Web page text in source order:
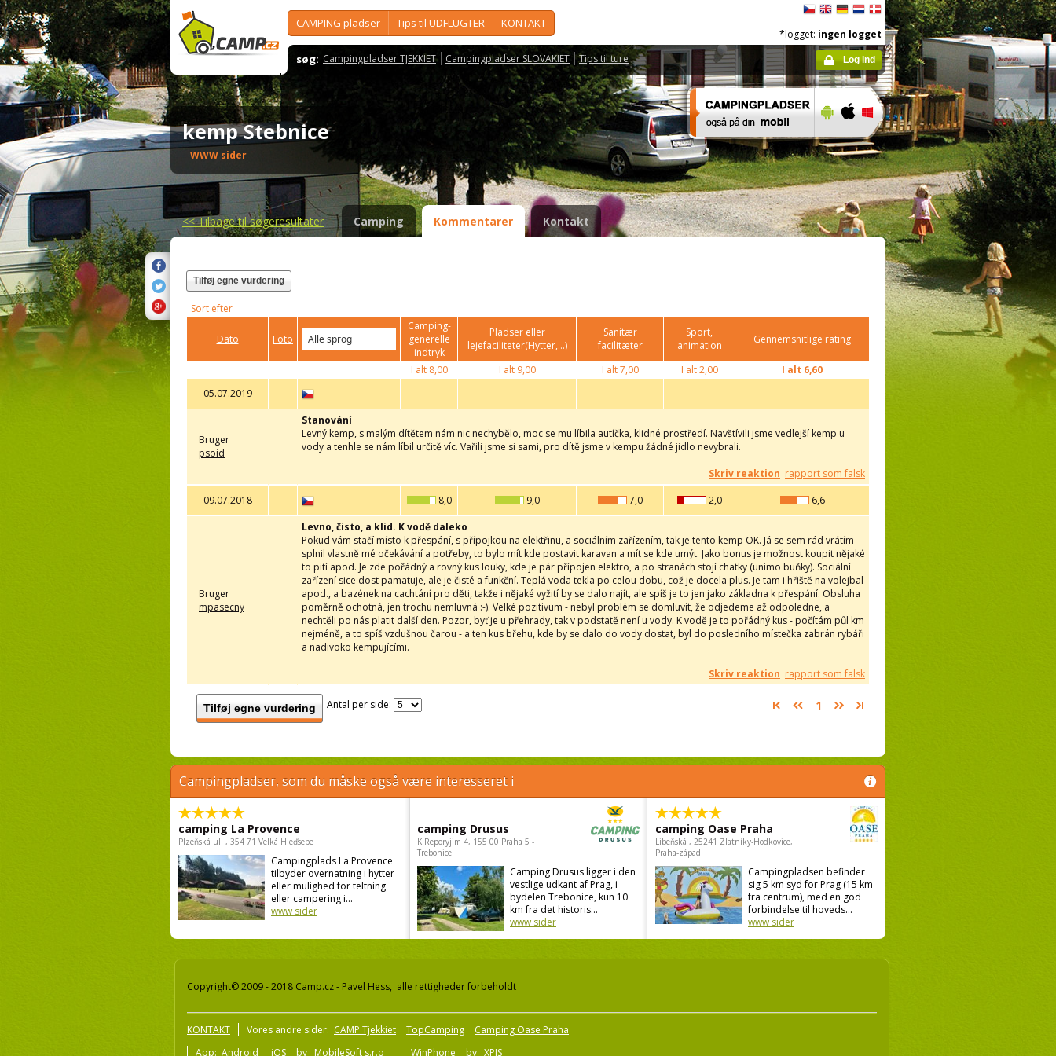
CAMPING pladser Tips til UDFLUGTER KONTAKT
søg: Campingpladser TJEKKIET Campingpladser SLOVAKIET Tips til ture
*logget: ingen logget
Log ind
kemp Stebnice
WWW sider
<<Tilbage til søgeresultater Camping Kommentarer Kontakt
Tilføj egne vurdering
Sort efter
Dato Foto
Camping-
generelle
indtryk
Pladser eller
lejefaciliteter(Hytter,...)
Sanitær
facilitæter
Sport,
animation
Gennemsnitlige rating
I alt8,00 I alt9,00 I alt7,00 I alt2,00 I alt 6,60
05.07.2019
Bruger
psoid
Stanování
Levný kemp, s malým dítětem nám nic nechybělo, moc se mu líbila autíčka, klidné prostředí. Navštívili jsme vedlejší kemp u
vody a tenhle se nám líbil určitě víc. Vařili jsme si sami, pro dítě jsme v kempu žádné jidlo nevybrali.
Skriv reaktion rapport som falsk
09.07.2018
8,0 9,0 7,0 2,0 6,6
Bruger
mpasecny
Levno, čisto, a klid. K vodě daleko
Pokud vám stačí místo k přespání, s přípojkou na elektřinu, a sociálním zařízením, tak je tento kemp OK. Já se sem rád vrátím -
splnil vlastně mé očekávání a potřeby, to bylo mít kde postavit karavan a mít se kde umýt. Jako bonus je možnost koupit nějaké
to pití apod. Je zde pořádný a rovný kus louky, kde je pár přípojen elektro, a po stranách stojí chatky (unimo buňky). Sociální
zařízení sice dost pamatuje, ale je čisté a funkční. Teplá voda tekla po celou dobu, což je docela plus. Je tam i hřiště na volejbal
apod., a bazének na cachtání pro děti, takže i nějaké vyžití by se dalo najít, ale spíš je to jen jako základna k přespání. Obsluha
poměrně ochotná, jen trochu nemluvná :-). Velké pozitivum - nebyl problém se domluvit, že odjedeme až odpoledne, a
nechtěli po nás platit další den. Pozor, byť je u přehrady, tak v podstatě není u vody. K vodě je to pořádný kus - počítám půl km
nejméně, a to spíš vzdušnou čarou - a ten kus břehu, kde by se dalo do vody dostat, byl do posledního místečka zabrán rybáři
a nadivoko kempujícími.
Skriv reaktion rapport som falsk
Tilføj egne vurdering Antal per side: 1
Campingpladser, som du måske også være interesseret i
camping La Provence
Plzeňská ul. , 354 71 Velká Hleďsebe
Campingplads La Provence
tilbyder overnatning i hytter
eller mulighed for teltning
eller campering i...
www sider
camping Drusus
K Reporyjim 4, 155 00 Praha 5 -
Trebonice
Camping Drusus ligger i den
vestlige udkant af Prag, i
bydelen Trebonice, kun 10
km fra det historis...
www sider
camping Oase Praha
Libeňská , 25241 Zlatníky-Hodkovice,
Praha-západ
Campingpladsen befinder
sig 5 km syd for Prag (15 km
fra centrum), med en god
forbindelse til hoveds...
www sider
Copyright© 2009 - 2018 Camp.cz - Pavel Hess, alle rettigheder forbeholdt
KONTAKT Vores andre sider: CAMP Tjekkiet TopCamping
Camping Oase Praha
App: Android iOS by MobileSoft s.r.o WinPhone by XPIS